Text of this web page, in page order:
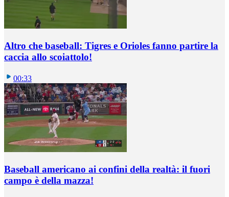
Altro che baseball: Tigres e Orioles fanno partire la
caccia allo scoiattolo!
00:33
Baseball americano ai confini della realtà: il fuori
campo è della mazza!